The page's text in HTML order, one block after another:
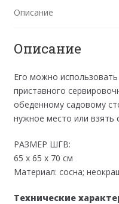
Описание
Описание
Его можно
приставного
обеденному садовому
нужное место или взять
РАЗМЕР ШГВ:
65 х 65 х 70 см
Материал: сосна;
Технические